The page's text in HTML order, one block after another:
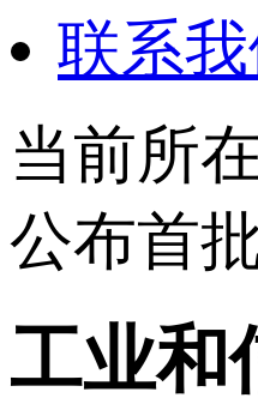
联系
当前所
公布首
工业和